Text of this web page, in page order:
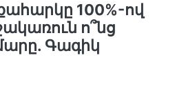
100%-ով
ո՞նց
Գագիկ